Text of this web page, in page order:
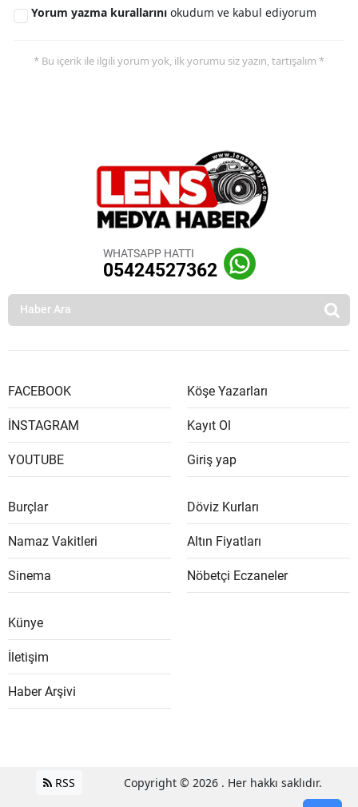
Yorum yazma kurallarını okudum ve kabul ediyorum
* Bu içerik ile ilgili yorum yok, ilk yorumu siz yazın, tartışalım *
WHATSAPP HATTI
05424527362
FACEBOOK
İNSTAGRAM
YOUTUBE
Köşe Yazarları
Kayıt Ol
Giriş yap
Burçlar
Namaz Vakitleri
Sinema
Döviz Kurları
Altın Fiyatları
Nöbetçi Eczaneler
Künye
İletişim
Haber Arşivi
RSS Copyright © 2026 . Her hakkı saklıdır.